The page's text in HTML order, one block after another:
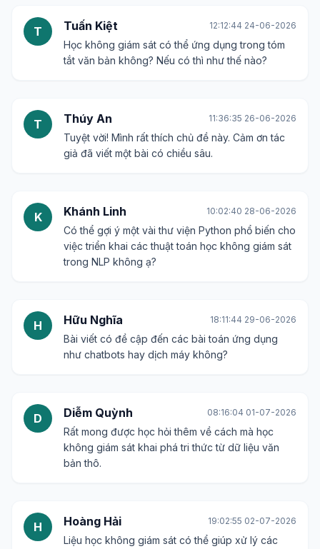
T Tuấn Kiệt 12:12:44 24-06-2026
Học không giám sát có thể ứng dụng trong tóm
tắt văn bản không? Nếu có thì như thế nào?
T Thúy An 11:36:35 26-06-2026
Tuyệt vời! Mình rất thích chủ đề này. Cảm ơn tác
giả đã viết một bài có chiều sâu.
K Khánh Linh 10:02:40 28-06-2026
Có thể gợi ý một vài thư viện Python phổ biến cho
việc triển khai các thuật toán học không giám sát
trong NLP không ạ?
H Hữu Nghĩa 18:11:44 29-06-2026
Bài viết có đề cập đến các bài toán ứng dụng
như chatbots hay dịch máy không?
D Diễm Quỳnh 08:16:04 01-07-2026
Rất mong được học hỏi thêm về cách mà học
không giám sát khai phá tri thức từ dữ liệu văn
bản thô.
H Hoàng Hải 19:02:55 02-07-2026
Liệu học không giám sát có thể giúp xử lý các